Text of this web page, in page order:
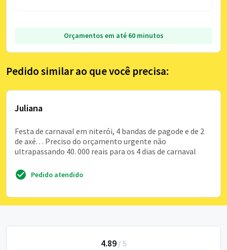
Orçamentos em até 60 minutos
Pedido similar ao que você precisa:
Juliana
Festa de carnaval em niterói, 4 bandas de pagode e de 2
de axé. . . Preciso do orçamento urgente não
ultrapassando 40. 000 reais para os 4 dias de carnaval
Pedido atendido
4.89/ 5